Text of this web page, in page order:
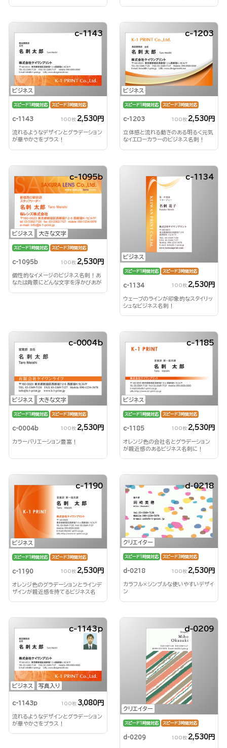
ビジネス
c-1143
スピード1時間対応 スピード3時間対応
c-1143 100枚 2,530円
流れるようなデザインとグラデーション
が華やかさをプラス！
ビジネス
c-1203
スピード1時間対応 スピード3時間対応
c-1203 100枚 2,530円
立体感と流れる動きのある明るく元気
なイエローカラーのビジネス名刺！
ビジネス 大きな文字
c-1095b
スピード1時間対応 スピード3時間対応
c-1095b 100枚 2,530円
個性的なイメージのビジネス名刺！あ
なたは背景にどんな文字を浮かびあが
ビジネス
c-1134
スピード1時間対応 スピード3時間対応
c-1134 100枚 2,530円
ウェーブのラインが印象的なスタイリッ
シュなビジネス名刺！
ビジネス 大きな文字
c-0004b
スピード1時間対応 スピード3時間対応
c-0004b 100枚 2,530円
カラーバリエーション豊富！
ビジネス
c-1185
スピード1時間対応 スピード3時間対応
c-1185 100枚 2,530円
オレンジ色の会社名とグラデーション
が親近感のあるビジネス名刺に！
ビジネス
c-1190
スピード1時間対応 スピード3時間対応
c-1190 100枚 2,530円
オレンジ色のグラデーションとラインデ
ザインが親近感を持てるビジネス名
クリエイター
d-0218
スピード1時間対応 スピード3時間対応
d-0218 100枚 2,530円
カラフル×シンプルな使いやすいデザイ
ン
ビジネス 写真入り
c-1143p
c-1143p 100枚 3,080円
流れるようなデザインとグラデーション
が華やかさをプラス！
クリエイター
d-0209
スピード1時間対応 スピード3時間対応
d-0209 100枚 2,530円